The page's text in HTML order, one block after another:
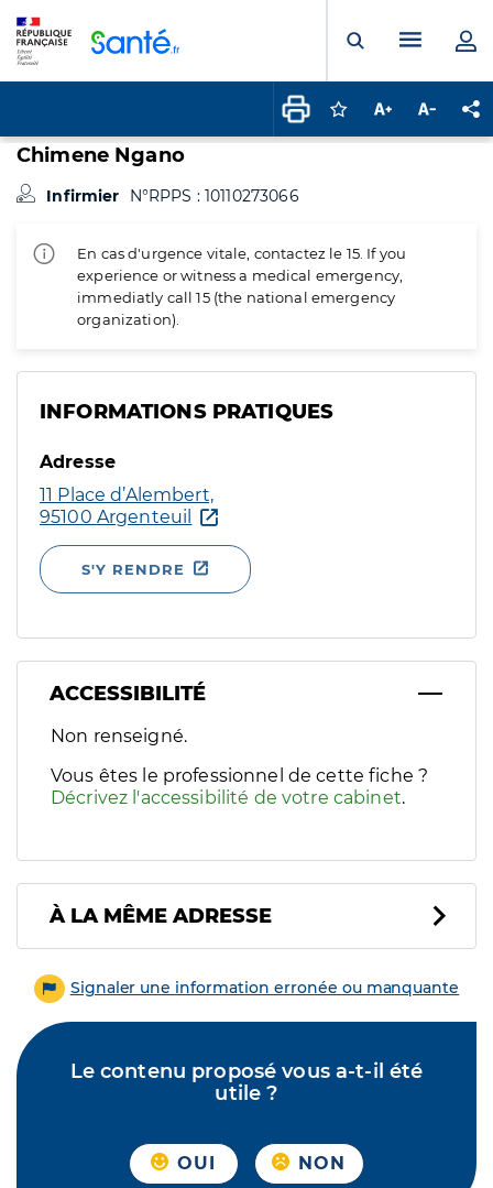
Ouvrir laMenu
Connectez-vous
Augmenter la
Chimene Ngano
Infirmier N°RPPS : 10110273066
En cas d'urgence vitale, contactez le 15. If you
experience or witness a medical emergency,
immediatly call 15 (the national emergency
organization).
INFORMATIONS PRATIQUES
Adresse
11 Place d’Alembert,
95100 Argenteuil
S'Y RENDRE
ACCESSIBILITÉ
Filtres
Sélectionnez un ou plusieurs handicaps/besoins
Non renseigné.
Vous êtes le professionnel de cette fiche ?
Décrivez l'accessibilité de votre cabinet.
À LA MÊME ADRESSE
Signaler une information erronée ou manquante
Le contenu proposé vous a-t-il été
utile ?
OUI NON